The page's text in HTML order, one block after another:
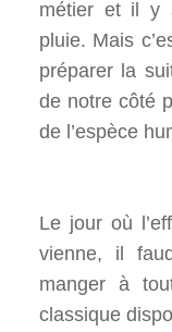
métier et il y
pluie. Mais
préparer la
de notre côté
de l’espèce
Le jour où
vienne, il
manger à
classique